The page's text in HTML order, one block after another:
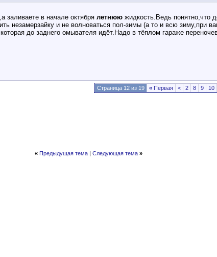
заливаете в начале октября летнюю жидкость.Ведь понятно,что
незамерзайку и не волноваться пол-зимы (а то и всю зиму,при
до заднего омывателя идёт.Надо в тёплом гараже
Страница 12 из 19 « Первая < 2 8 9 10
« Предыдущая тема| Следующая тема »